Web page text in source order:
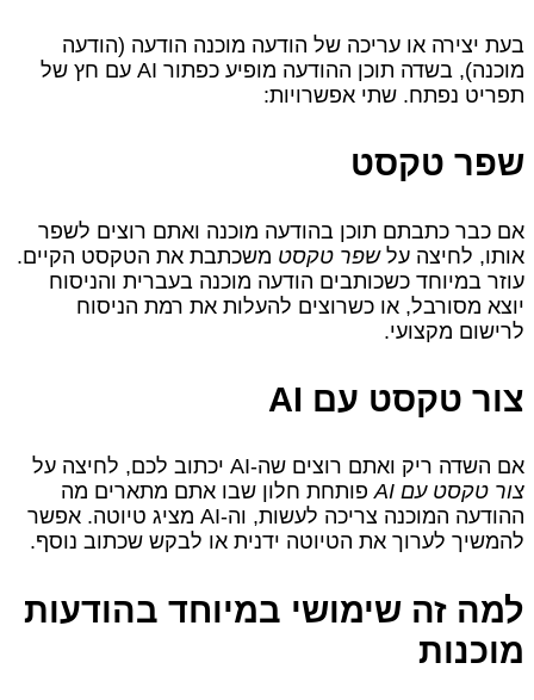
בעת יצירה או עריכה של הודעה מוכנה הודעה (הודעה
מוכנה), בשדה תוכן ההודעה מופיע כפתור AI עם חץ של
תפריט נפתח. שתי אפשרויות:
שפר טקסט
אם כבר כתבתם תוכן בהודעה מוכנה ואתם רוצים לשפר
אותו, לחיצה עלשפר טקסט משכתבת את הטקסט הקיים.
עוזר במיוחד כשכותבים הודעה מוכנה בעברית והניסוח
יוצא מסורבל, או כשרוצים להעלות את רמת הניסוח
לרישום מקצועי.
צור טקסט עם AI
אם השדה ריק ואתם רוצים שה‑AI יכתוב לכם, לחיצה על
צור טקסט עם AI
פותחת חלון שבו אתם מתארים מה
ההודעה המוכנה צריכה לעשות, וה‑AI מציג טיוטה. אפשר
להמשיך לערוך את הטיוטה ידנית או לבקש שכתוב נוסף.
למה זה שימושי במיוחד בהודעות
מוכנות